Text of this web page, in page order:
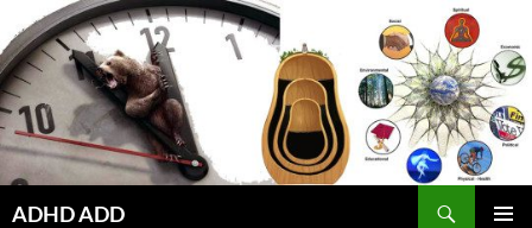
Hoppa
till
innehåll
ADHD ADD